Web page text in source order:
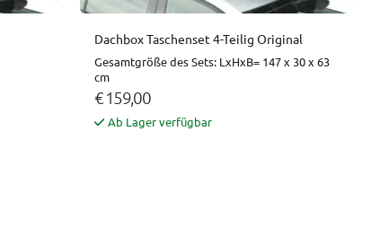
Dachbox Taschenset 4-Teilig Original
Gesamtgröße des Sets: LxHxB= 147 x 30 x 63
cm
€ 159,00
Ab Lager verfügbar